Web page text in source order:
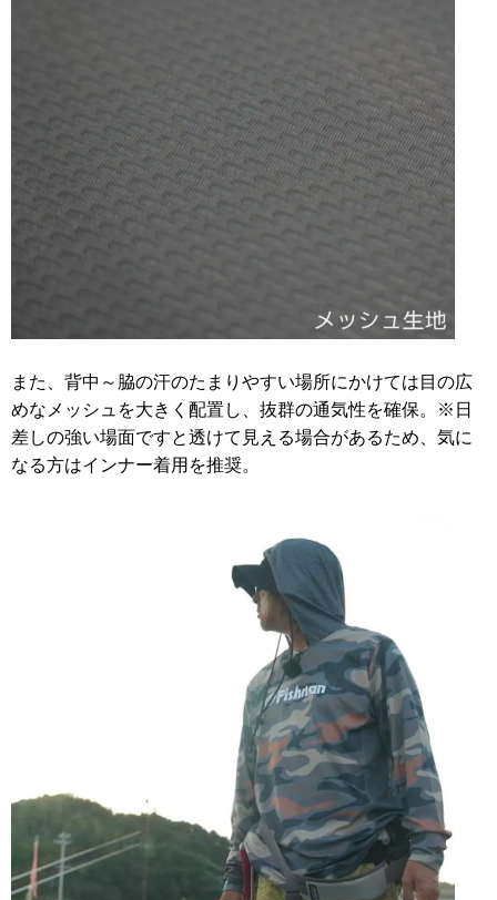
また、背中～脇の汗のたまりやすい場所にかけては目の広
めなメッシュを大きく配置し、抜群の通気性を確保。※日
差しの強い場面ですと透けて見える場合があるため、気に
なる方はインナー着用を推奨。